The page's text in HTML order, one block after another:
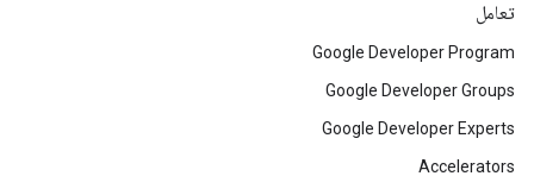
تعامل
Google Developer Program
Google Developer Groups
Google Developer Experts
Accelerators